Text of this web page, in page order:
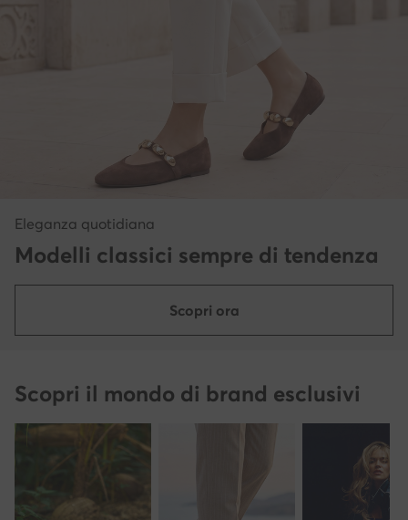
Eleganza quotidiana
Modelli classici sempre di tendenza
Scopri ora
Scopri il mondo di brand esclusivi